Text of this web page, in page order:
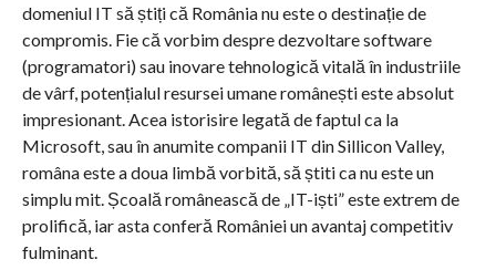
domeniul IT să știți că România nu este o destinație de
compromis. Fie că vorbim despre dezvoltare software
(programatori) sau inovare tehnologică vitală în industriile
de vârf, potențialul resursei umane românești este absolut
impresionant. Acea istorisire legată de faptul ca la
Microsoft, sau în anumite companii IT din Sillicon Valley,
româna este a doua limbă vorbită, să știti ca nu este un
simplu mit. Școală românească de „IT-iști” este extrem de
prolifică, iar asta conferă României un avantaj competitiv
fulminant.